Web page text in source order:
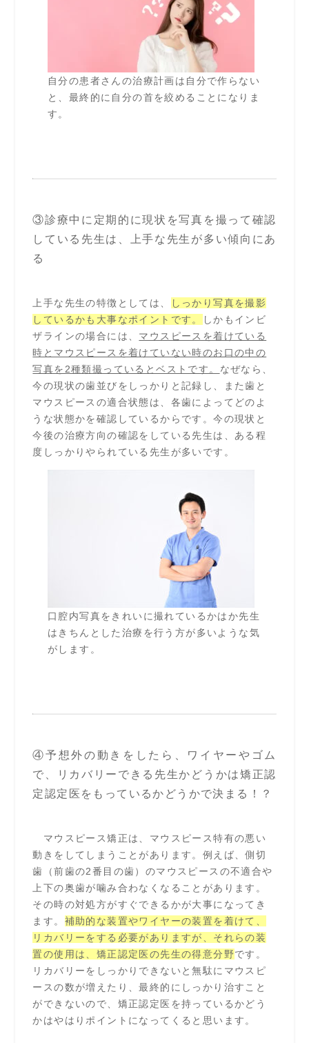
自分の患者さんの治療計画は自分で作らない
と、最終的に自分の首を絞めることになりま
す。
③診療中に定期的に現状を写真を撮って確認
している先生は、上手な先生が多い傾向にあ
る
上手な先生の特徴としては、
しっかり写真を撮影
しているかも大事なポイントです。
しかもインビ
ザラインの場合には、 マウスピースを着けている
時とマウスピースを着けていない時のお口の中の
写真を2種類撮っているとベストです。 なぜなら、
今の現状の歯並びをしっかりと記録し、また歯と
マウスピースの適合状態は、各歯によってどのよ
うな状態かを確認しているからです。今の現状と
今後の治療方向の確認をしている先生は、ある程
度しっかりやられている先生が多いです。
口腔内写真をきれいに撮れているかはか先生
はきちんとした治療を行う方が多いような気
がします。
④予想外の動きをしたら、ワイヤーやゴム
で、リカバリーできる先生かどうかは矯正認
定認定医をもっているかどうかで決まる！？
マウスピース矯正は、マウスピース特有の悪い
動きをしてしまうことがあります。例えば、側切
歯（前歯の2番目の歯）のマウスピースの不適合や
上下の奥歯が噛み合わなくなることがあります。
その時の対処方がすぐできるかが大事になってき
ます。 補助的な装置やワイヤーの装置を着けて、
リカバリーをする必要がありますが、それらの装
置の使用は、矯正認定医の先生の得意分野です。
リカバリーをしっかりできないと無駄にマウスピ
ースの数が増えたり、最終的にしっかり治すこと
ができないので、矯正認定医を持っているかどう
かはやはりポイントになってくると思います。